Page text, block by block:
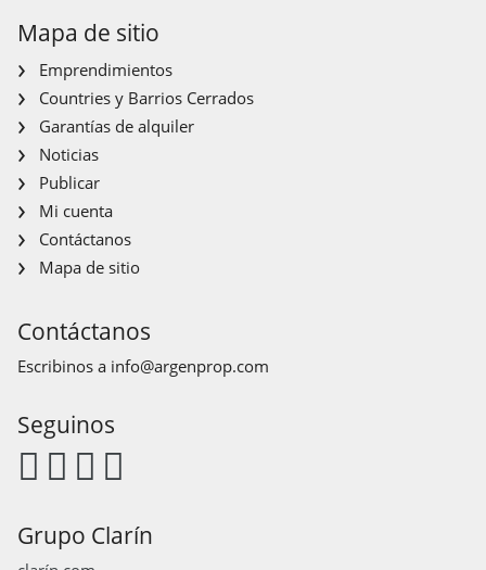
Mapa de sitio
Emprendimientos
Countries y Barrios Cerrados
Garantías de alquiler
Noticias
Publicar
Mi cuenta
Contáctanos
Mapa de sitio
Contáctanos
Escribinos a info@argenprop.com
Seguinos
Grupo Clarín